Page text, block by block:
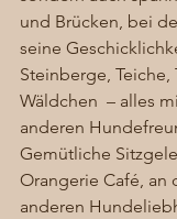
und Brücken, bei
seine
Steinberge, Teiche,
Wäldchen  – alles
anderen
Gemütliche
Orangerie Café,
anderen